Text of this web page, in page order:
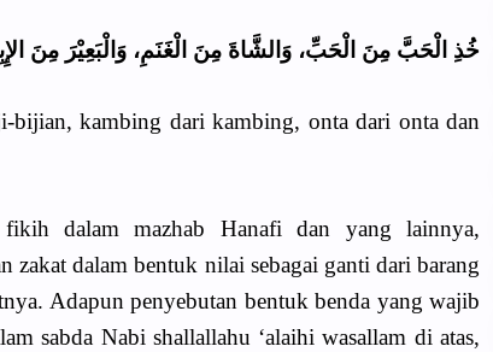
خُذِ الْحَبَّ مِنَ الْحَبِّ، وَالشَّاةَ مِنَ الْغَنَمِ، وَالْبَعِيْرَ مِنَ
kambing dari kambing, onta dari onta dan
dalam mazhab Hanafi dan yang lainnya,
zakat dalam bentuk nilai sebagai ganti dari barang
Adapun penyebutan bentuk benda yang wajib
sabda Nabi shallallahu ‘alaihi wasallam di atas,